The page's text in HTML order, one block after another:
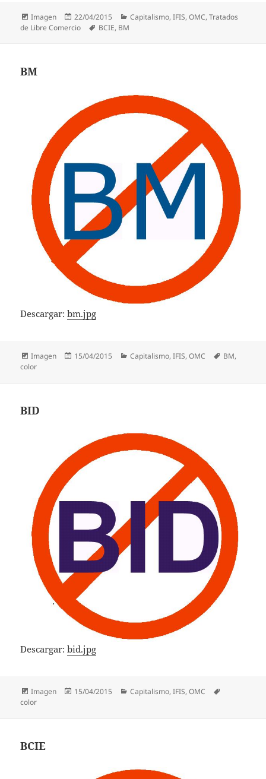
Formato
Imagen
Publicado
el
22/04/2015 Categorías
Capitalismo,IFIS,OMC,Tratados
de Libre Comercio
Etiquetas
BCIE, BM
BM
Descargar:bm.jpg
Formato
Imagen
Publicado
15/04/2015 Categorías
Capitalismo,IFIS,OMC Etiquetas
BM,
color
BID
Descargar:bid.jpg
Formato
Imagen
Publicado
15/04/2015 Categorías
Capitalismo,IFIS,OMC
color
BCIE